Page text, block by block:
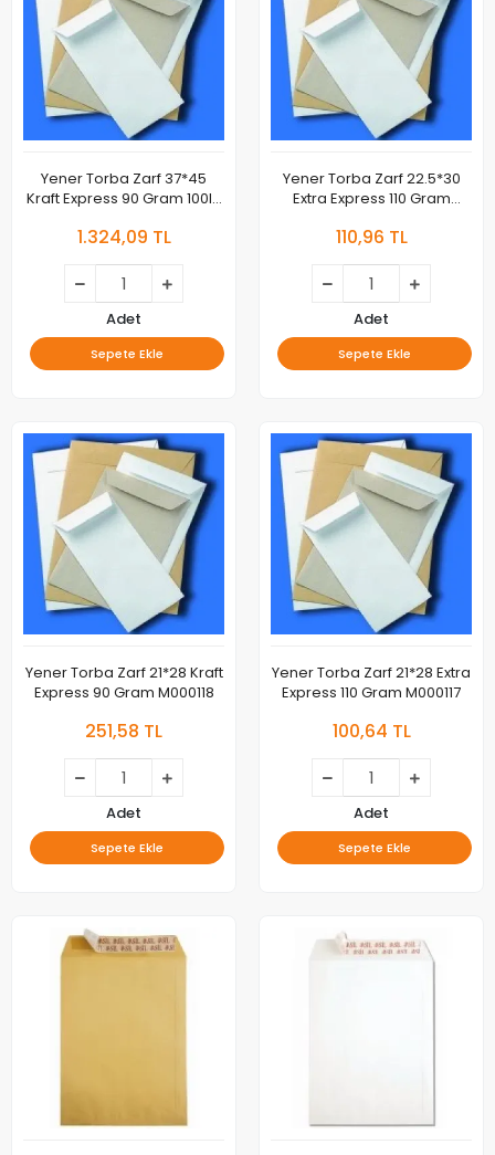
Yener Torba Zarf 37*45
Kraft Express 90 Gram 100lü
1.324,09 TL
Adet
Sepete Ekle
Yener Torba Zarf 22.5*30
Extra Express 110 Gram
110,96 TL
Adet
Sepete Ekle
Yener Torba Zarf 21*28 Kraft
Express 90 Gram M000118
251,58 TL
Adet
Sepete Ekle
Yener Torba Zarf 21*28 Extra
Express 110 Gram M000117
100,64 TL
Adet
Sepete Ekle